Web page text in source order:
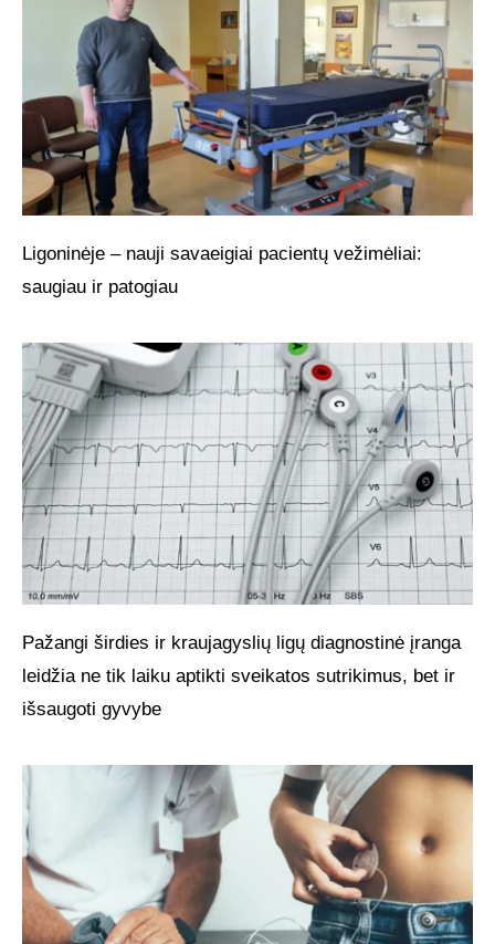
Ligoninėje – nauji savaeigiai pacientų vežimėliai:
saugiau ir patogiau
Pažangi širdies ir kraujagyslių ligų diagnostinė įranga
leidžia ne tik laiku aptikti sveikatos sutrikimus, bet ir
išsaugoti gyvybe